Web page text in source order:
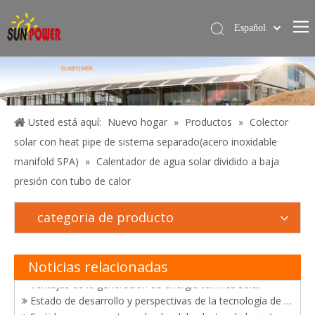
Calentador de agua solar
Servicios
Proyecto
Sobre nosotros
Contáctame
Español
English
Usted está aquí: Nuevo hogar » Productos » Colector
solar con heat pipe de sistema separado(acero inoxidable
manifold SPA) » Calentador de agua solar dividido a baja
presión con tubo de calor
categoria de producto
Noticias relacionadas
El desarrollo de tecnologías de utilización de energía solar
Felicitaciones a Sunpower por ganar el certificado "Productos de energía solar de buena calidad de China"
Sunpower obtuvo con éxito el certificado brasileño de Inmetro y certificado de Solar Keymak
Ventajas de la generación de energía térmica solar
Estado de desarrollo y perspectivas de la tecnología de generación de energía fototérmica solar
Surtidor-sunpower termal solar del colector de la visita del cliente de México en China